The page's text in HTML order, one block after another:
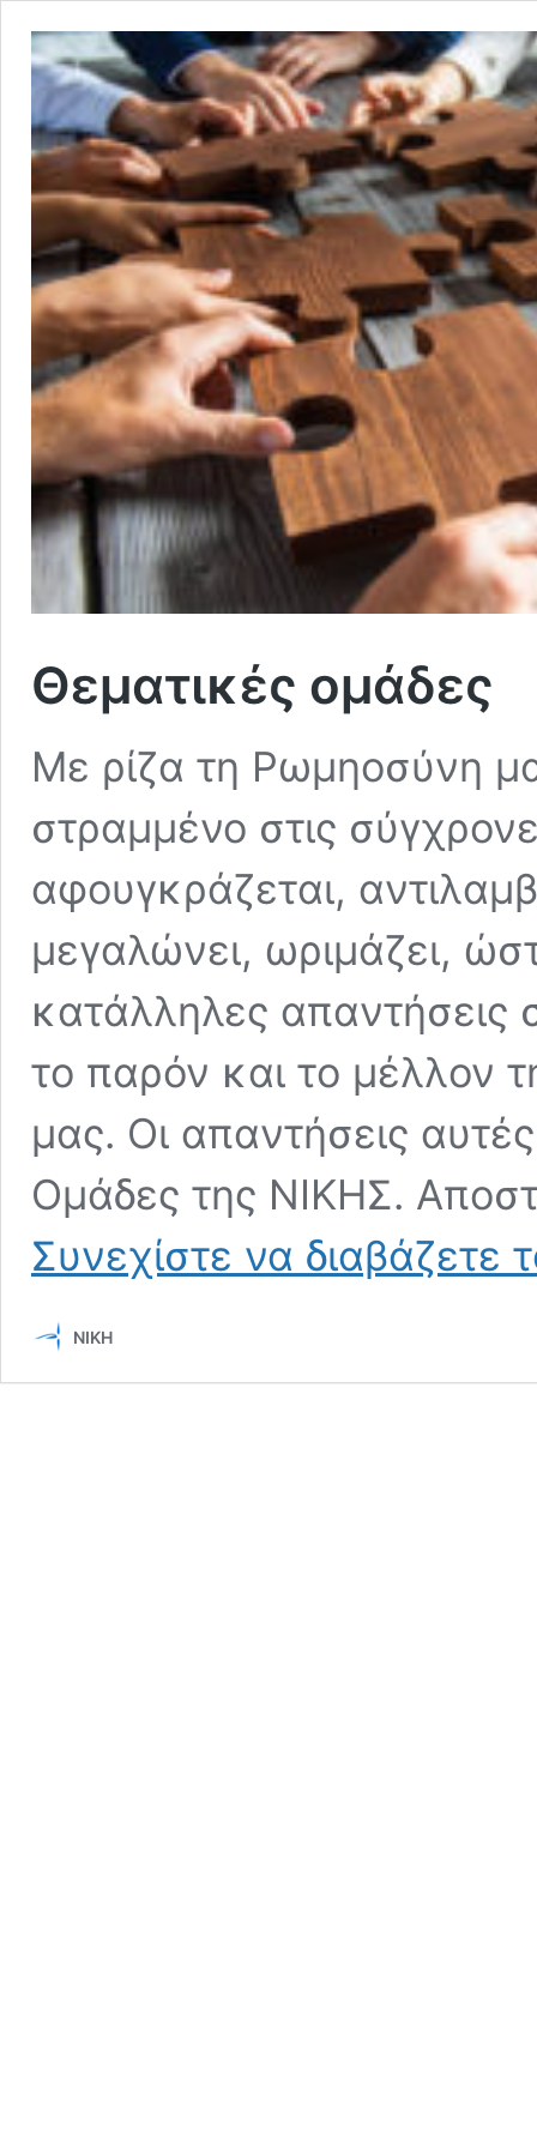
Θεματικές ομάδες
Με ρίζα τη Ρωμηοσύνη
στραμμένο στις
αφουγκράζεται,
μεγαλώνει, ωριμάζει,
κατάλληλες απαντήσεις
το παρόν και το μέλλον
μας. Οι απαντήσεις
Ομάδες της ΝΙΚΗΣ.
Συνεχίστε να διαβάζετε
ΝΙΚΗ